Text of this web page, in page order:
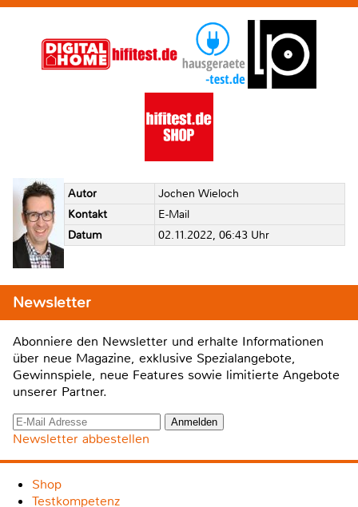
Autor
Jochen Wieloch
Kontakt
E-Mail
Datum
02.11.2022, 06:43 Uhr
Newsletter
Abonniere den Newsletter und erhalte Informationen
über neue Magazine, exklusive Spezialangebote,
Gewinnspiele, neue Features sowie limitierte Angebote
unserer Partner.
Newsletter abbestellen
Shop
Testkompetenz